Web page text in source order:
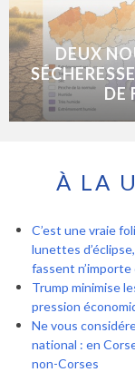
DEUX
DE
À LA
C’est une vraie
lunettes
fassent n’importe
Trump minimise
pression
Ne vous
national : en
non-Corses